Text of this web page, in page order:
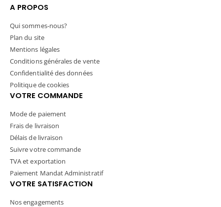
A PROPOS
Qui sommes-nous?
Plan du site
Mentions légales
Conditions générales de vente
Confidentialité des données
Politique de cookies
VOTRE COMMANDE
Mode de paiement
Frais de livraison
Délais de livraison
Suivre votre commande
TVA et exportation
Paiement Mandat Administratif
VOTRE SATISFACTION
Nos engagements